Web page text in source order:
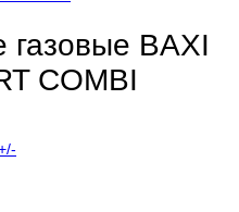
газовые BAXI
COMBI